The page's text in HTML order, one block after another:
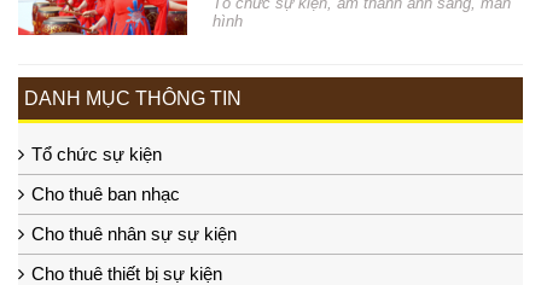
hình
DANH MỤC THÔNG TIN
Tổ chức sự kiện
Cho thuê ban nhạc
Cho thuê nhân sự sự kiện
Cho thuê thiết bị sự kiện